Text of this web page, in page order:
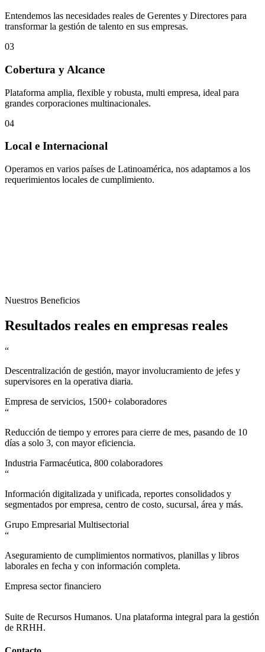
Entendemos las necesidades reales de Gerentes y Directores para
transformar la gestión de talento en sus empresas.
03
Cobertura y Alcance
Plataforma amplia, flexible y robusta, multi empresa, ideal para
grandes corporaciones multinacionales.
04
Local e Internacional
Operamos en varios países de Latinoamérica, nos adaptamos a los
requerimientos locales de cumplimiento.
Nuestros Beneficios
Resultados reales en empresas reales
“
Descentralización de gestión, mayor involucramiento de jefes y
supervisores en la operativa diaria.
Empresa de servicios, 1500+ colaboradores
“
Reducción de tiempo y errores para cierre de mes, pasando de 10
días a solo 3, con mayor eficiencia.
Industria Farmacéutica, 800 colaboradores
“
Información digitalizada y unificada, reportes consolidados y
segmentados por empresa, centro de costo, sucursal, área y más.
Grupo Empresarial Multisectorial
“
Aseguramiento de cumplimientos normativos, planillas y libros
laborales en fecha y con información completa.
Empresa sector financiero
Suite de Recursos Humanos. Una plataforma integral para la gestión
de RRHH.